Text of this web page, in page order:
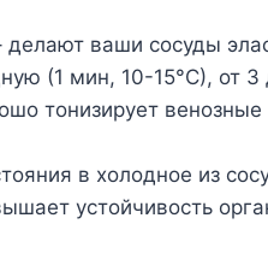
ваши сосуды
(1 мин, 10-15°С), от 3
тонизирует
в холодное из
устойчивость